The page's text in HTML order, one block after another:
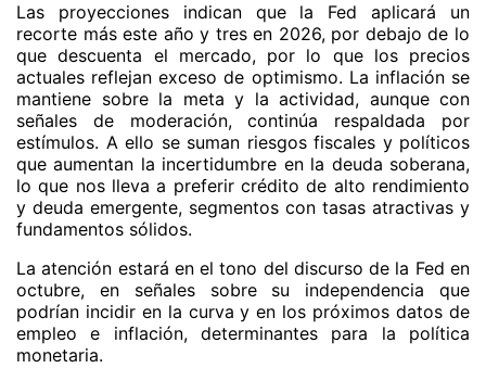
Las proyecciones indican que la Fed aplicará un
recorte más este año y tres en 2026, por debajo de lo
que descuenta el mercado, por lo que los precios
actuales reflejan exceso de optimismo. La inflación se
mantiene sobre la meta y la actividad, aunque con
señales de moderación, continúa respaldada por
estímulos. A ello se suman riesgos fiscales y políticos
que aumentan la incertidumbre en la deuda soberana,
lo que nos lleva a preferir crédito de alto rendimiento
y deuda emergente, segmentos con tasas atractivas y
fundamentos sólidos.
La atención estará en el tono del discurso de la Fed en
octubre, en señales sobre su independencia que
podrían incidir en la curva y en los próximos datos de
empleo e inflación, determinantes para la política
monetaria.